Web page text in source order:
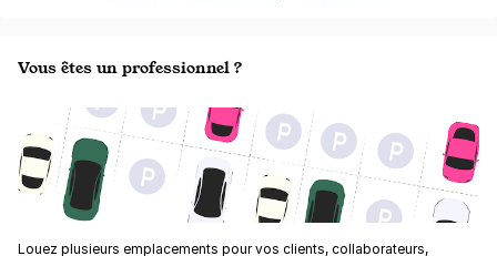
Vous êtes un professionnel ?
Louez plusieurs emplacements pour vos clients, collaborateurs,